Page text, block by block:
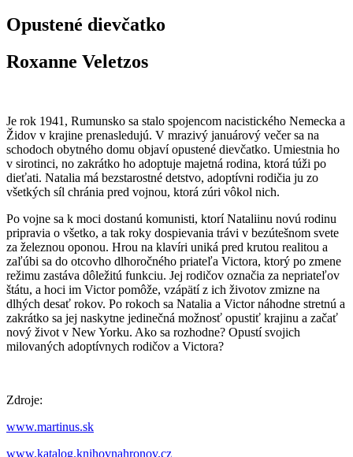
Opustené dievčatko
Roxanne Veletzos
Je rok 1941, Rumunsko sa stalo spojencom nacistického Nemecka a
Židov v krajine prenasledujú. V mrazivý januárový večer sa na
schodoch obytného domu objaví opustené dievčatko. Umiestnia ho
v sirotinci, no zakrátko ho adoptuje majetná rodina, ktorá túži po
dieťati. Natalia má bezstarostné detstvo, adoptívni rodičia ju zo
všetkých síl chránia pred vojnou, ktorá zúri vôkol nich.
Po vojne sa k moci dostanú komunisti, ktorí Nataliinu novú rodinu
pripravia o všetko, a tak roky dospievania trávi v bezútešnom svete
za železnou oponou. Hrou na klavíri uniká pred krutou realitou a
zaľúbi sa do otcovho dlhoročného priateľa Victora, ktorý po zmene
režimu zastáva dôležitú funkciu. Jej rodičov označia za nepriateľov
štátu, a hoci im Victor pomôže, vzápätí z ich životov zmizne na
dlhých desať rokov. Po rokoch sa Natalia a Victor náhodne stretnú a
zakrátko sa jej naskytne jedinečná možnosť opustiť krajinu a začať
nový život v New Yorku. Ako sa rozhodne? Opustí svojich
milovaných adoptívnych rodičov a Victora?
Zdroje:
www.martinus.sk
www.katalog.knihovnahronov.cz